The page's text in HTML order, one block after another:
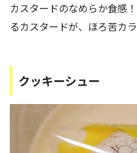
カスタードのなめらか食感
るカスタードが、ほろ苦カ
クッキーシュー